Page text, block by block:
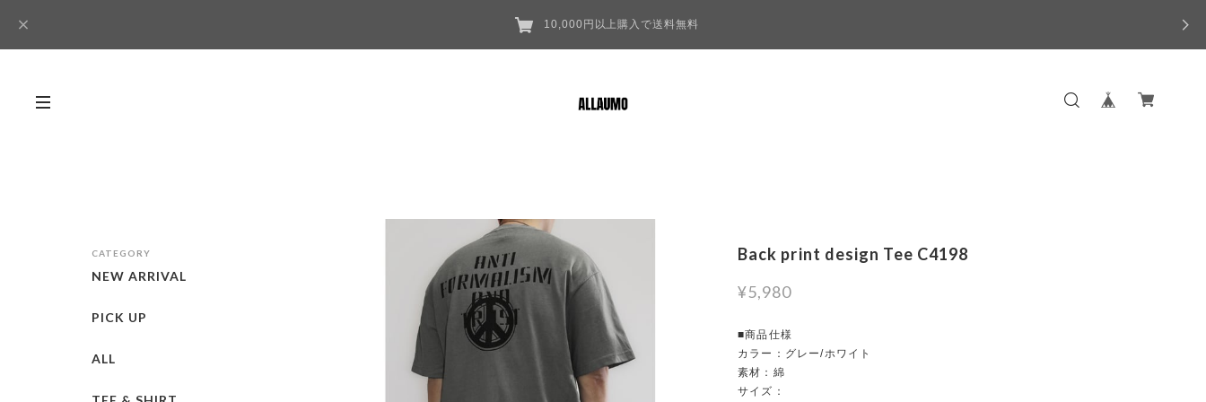
10,000円以上購入で送料無料
Back print design Tee C4198
¥5,980
■商品仕様
カラー：グレー/ホワイト
素材：綿
サイズ：
CATEGORY
NEW ARRIVAL
PICK UP
ALL